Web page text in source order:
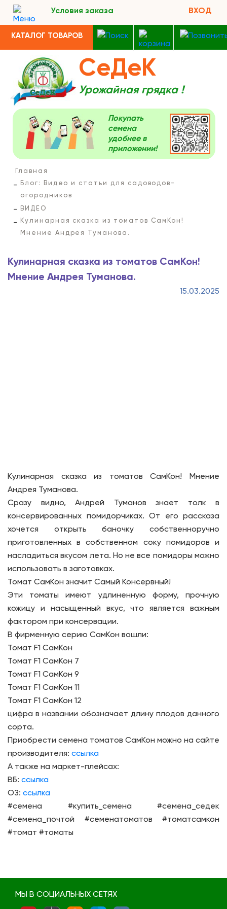
Условия заказа ВХОД
КАТАЛОГ ТОВАРОВ
СеДеК
Урожайная грядка !
Покупать
семена
удобнее в
приложении!
Главная
Блог: Видео и статьи для садоводов-
огородников
ВИДЕО
Кулинарная сказка из томатов СамКон!
Мнение Андрея Туманова.
Кулинарная сказка из томатов СамКон!
Мнение Андрея Туманова.
15.03.2025
Кулинарная сказка из томатов СамКон! Мнение
Андрея Туманова.
Сразу видно, Андрей Туманов знает толк в
консервированных помидорчиках. От его рассказа
хочется открыть баночку собственноручно
приготовленных в собственном соку помидоров и
насладиться вкусом лета. Но не все помидоры можно
использовать в заготовках.
Томат СамКон значит Самый Консервный!
Эти томаты имеют удлиненную форму, прочную
кожицу и насыщенный вкус, что является важным
фактором при консервации.
В фирменную серию СамКон вошли:
Томат F1 СамКон
Томат F1 СамКон 7
Томат F1 СамКон 9
Томат F1 СамКон 11
Томат F1 СамКон 12
цифра в названии обозначает длину плодов данного
сорта.
Приобрести семена томатов СамКон можно на сайте
производителя: ссылка
А также на маркет-плейсах:
ВБ: ссылка
ОЗ: ссылка
#семена #купить_семена #семена_седек
#семена_почтой #семенатоматов #томатсамкон
#томат #томаты
МЫ В СОЦИАЛЬНЫХ СЕТЯХ